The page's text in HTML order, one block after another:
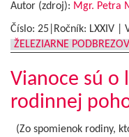
Autor (zdroj): Mgr. Petra
Číslo: 25|Ročník: LXXIV |
ŽELEZIARNE
Vianoce sú o
rodinnej
(Zo spomienok rodiny,